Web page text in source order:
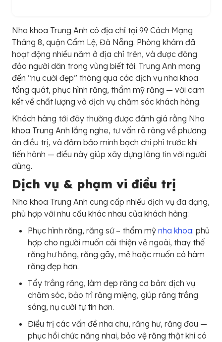
Nha khoa Trung Anh có địa chỉ tại 99 Cách Mạng
Tháng 8, quận Cẩm Lệ, Đà Nẵng. Phòng khám đã
hoạt động nhiều năm ở địa chỉ trên, và được đông
đảo người dân trong vùng biết tới. Trung Anh mang
đến “nụ cười đẹp” thông qua các dịch vụ nha khoa
tổng quát, phục hình răng, thẩm mỹ răng — với cam
kết về chất lượng và dịch vụ chăm sóc khách hàng.
Khách hàng tới đây thường được đánh giá rằng Nha
khoa Trung Anh lắng nghe, tư vấn rõ ràng về phương
án điều trị, và đảm bảo minh bạch chi phí trước khi
tiến hành — điều này giúp xây dựng lòng tin với người
dùng.
Dịch vụ & phạm vi điều trị
Nha khoa Trung Anh cung cấp nhiều dịch vụ đa dạng,
phù hợp với nhu cầu khác nhau của khách hàng:
Phục hình răng, răng sứ – thẩm mỹ nha khoa: phù
hợp cho người muốn cải thiện vẻ ngoài, thay thế
răng hư hỏng, răng gãy, mẻ hoặc muốn có hàm
răng đẹp hơn.
Tẩy trắng răng, làm đẹp răng cơ bản: dịch vụ
chăm sóc, bảo trì răng miệng, giúp răng trắng
sáng, nụ cười tự tin hơn.
Điều trị các vấn đề nha chu, răng hư, răng đau —
phục hồi chức năng nhai, bảo vệ răng thật khi có